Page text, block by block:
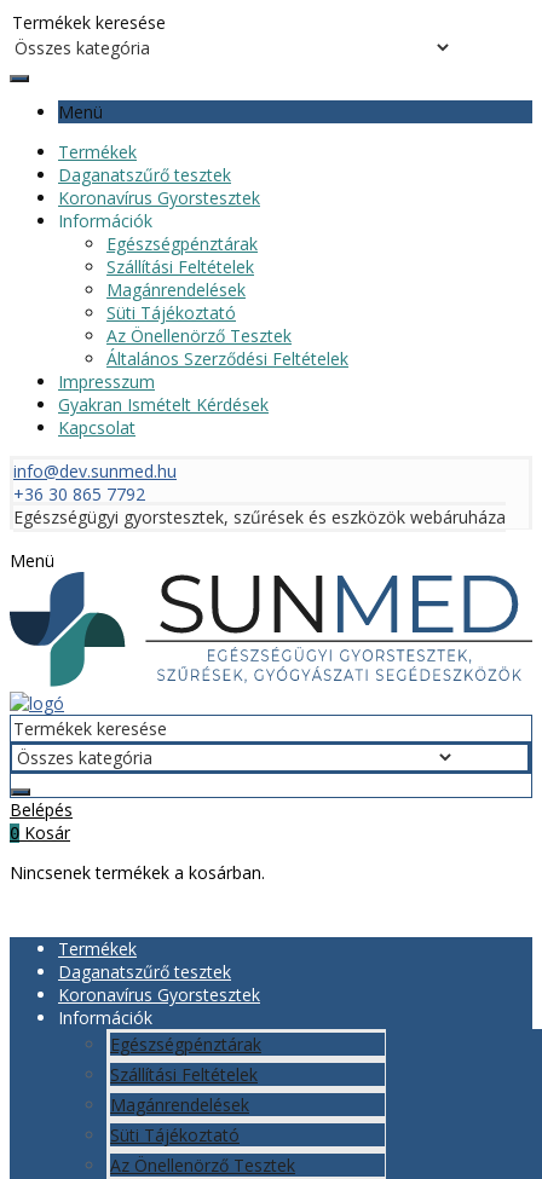
Menü
Termékek
Daganatszűrő tesztek
Koronavírus Gyorstesztek
Információk
Egészségpénztárak
Szállítási Feltételek
Magánrendelések
Süti Tájékoztató
Az Önellenörző Tesztek
Általános Szerződési Feltételek
Impresszum
Gyakran Ismételt Kérdések
Kapcsolat
info@dev.sunmed.hu
+36 30 865 7792
Egészségügyi gyorstesztek, szűrések és eszközök webáruháza
Menü
Belépés
0 Kosár
Nincsenek termékek a kosárban.
Termékek
Daganatszűrő tesztek
Koronavírus Gyorstesztek
Információk
Egészségpénztárak
Szállítási Feltételek
Magánrendelések
Süti Tájékoztató
Az Önellenörző Tesztek